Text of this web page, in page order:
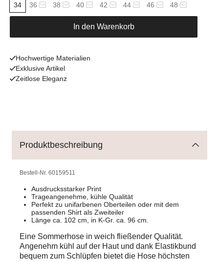
34 36 38 40 42 44 46 48
In den Warenkorb
Hochwertige Materialien
Exklusive Artikel
Zeitlose Eleganz
Produktbeschreibung
Bestell-Nr. 60159511
Ausdrucksstarker Print
Trageangenehme, kühle Qualität
Perfekt zu unifarbenen Oberteilen oder mit dem
passenden Shirt als Zweiteiler
Länge ca. 102 cm, in K-Gr. ca. 96 cm.
Eine Sommerhose in weich fließender Qualität.
Angenehm kühl auf der Haut und dank Elastikbund
bequem zum Schlüpfen bietet die Hose höchsten